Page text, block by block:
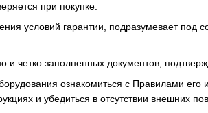
при покупке.
условий гарантии, подразумевает под
и четко заполненных документов,
ознакомиться с Правилами его
и убедиться в отсутствии внешних